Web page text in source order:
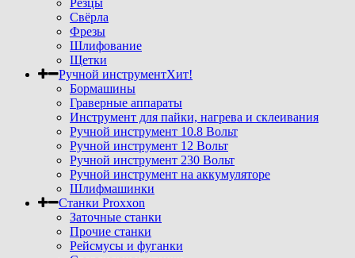
Резцы
Свёрла
Фрезы
Шлифование
Щетки
Ручной инструментХит!
Бормашины
Граверные аппараты
Инструмент для пайки, нагрева и склеивания
Ручной инструмент 10.8 Вольт
Ручной инструмент 12 Вольт
Ручной инструмент 230 Вольт
Ручной инструмент на аккумуляторе
Шлифмашинки
Станки Proxxon
Заточные станки
Прочие станки
Рейсмусы и фуганки